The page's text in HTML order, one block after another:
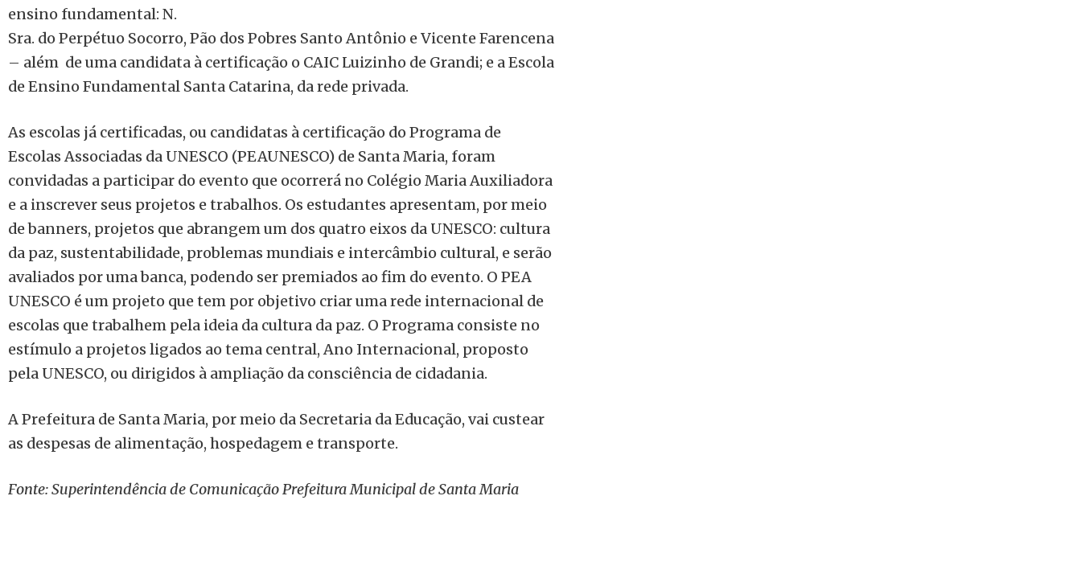
ensino fundamental: N.
Sra. do Perpétuo Socorro, Pão dos Pobres Santo Antônio e Vicente Farencena
– além de uma candidata à certificação o CAIC Luizinho de Grandi; e a Escola
de Ensino Fundamental Santa Catarina, da rede privada.
As escolas já certificadas, ou candidatas à certificação do Programa de
Escolas Associadas da UNESCO (PEAUNESCO) de Santa Maria, foram
convidadas a participar do evento que ocorrerá no Colégio Maria Auxiliadora
e a inscrever seus projetos e trabalhos. Os estudantes apresentam, por meio
de banners, projetos que abrangem um dos quatro eixos da UNESCO: cultura
da paz, sustentabilidade, problemas mundiais e intercâmbio cultural, e serão
avaliados por uma banca, podendo ser premiados ao fim do evento. O PEA
UNESCO é um projeto que tem por objetivo criar uma rede internacional de
escolas que trabalhem pela ideia da cultura da paz. O Programa consiste no
estímulo a projetos ligados ao tema central, Ano Internacional, proposto
pela UNESCO, ou dirigidos à ampliação da consciência de cidadania.
A Prefeitura de Santa Maria, por meio da Secretaria da Educação, vai custear
as despesas de alimentação, hospedagem e transporte.
Fonte: Superintendência de Comunicação Prefeitura Municipal de Santa Maria